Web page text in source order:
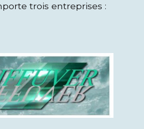
trois entreprises :